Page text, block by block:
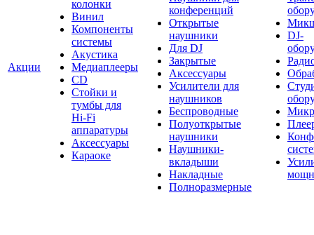
Акции
колонки
Винил
Компоненты
системы
Акустика
Медиаплееры
CD
Стойки и
тумбы для
Hi-Fi
аппаратуры
Аксессуары
Караоке
конференций
Открытые
наушники
Для DJ
Закрытые
Аксессуары
Усилители для
наушников
Беспроводные
Полуоткрытые
наушники
Наушники-
вкладыши
Накладные
Полноразмерные
DJ-